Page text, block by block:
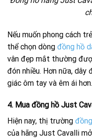
Nếu muốn phong cách
thể chọn dòng đồng hồ
vân đẹp mắt thường
đón nhiều. Hơn nữa,
giác ôm tay và êm ái hơn.
4. Mua đồng hồ Just
Hiện nay, thị trường
của hãng Just Cavalli